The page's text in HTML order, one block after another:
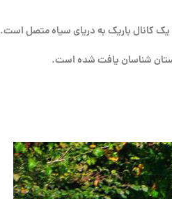
کانال باریک به دریای سیاه متصل است.